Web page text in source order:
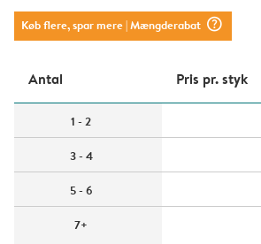
Køb flere, spar mere| Mængderabat question_mark_circle
Antal Pris pr. styk
1 - 2
3 - 4
5 - 6
7+